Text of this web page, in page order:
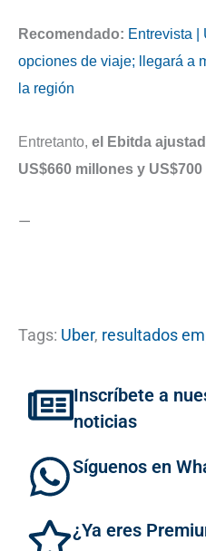
Recomendado: Entrevista |
opciones de viaje; llegará a
la región
Entretanto, el Ebitda
US$660 millones y
—
Tags: Uber, resultados
Inscríbete a
noticias
Síguenos en
¿Ya eres